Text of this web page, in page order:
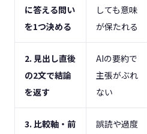
に答える問い
を1つ決める
しても意味
が保たれる
2. 見出し直後
の2文で結論
を返す
AIの要約で
主張がぶれ
ない
3. 比較軸・前
誤読や過度